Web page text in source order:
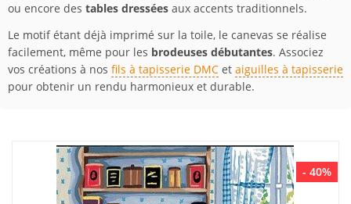
ou encore des tables dressées aux accents traditionnels.
Le motif étant déjà imprimé sur la toile, le canevas se réalise
facilement, même pour les brodeuses débutantes. Associez
vos créations à nos fils à tapisserie DMC et aiguilles à tapisserie
pour obtenir un rendu harmonieux et durable.
- 40%